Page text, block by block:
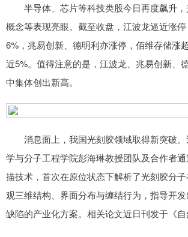
半导体、芯片等科技类股今日再度飙升，
概念等表现亮眼。截至收盘，江波龙逼近涨
6%，兆易创新、德明利亦涨停，佰维存储涨
近5%。值得注意的是，江波龙、兆易创新、
中集体创出新高。
消息面上，我国光刻胶领域取得新突破。
学与分子工程学院彭海琳教授团队及合作者
描技术，首次在原位状态下解析了光刻胶分
观三维结构、界面分布与缠结行为，指导开
缺陷的产业化方案。相关论文近日刊发于《自